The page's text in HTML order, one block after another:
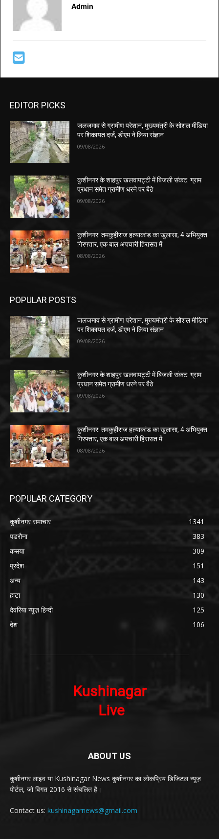
Admin
EDITOR PICKS
जलजमाव से ग्रामीण परेशान, मुख्यमंत्री के सोशल मीडिया
पर शिकायत दर्ज, डीएम ने लिया संज्ञान
09/08/2026
कुशीनगर के शाहपुर खलवापट्टी में बिजली संकट: ग्राम
प्रधान समेत ग्रामीण धरने पर बैठे
09/08/2026
कुशीनगर: तमकुहीराज हत्याकांड का खुलासा, 4 अभियुक्त
गिरफ्तार, एक बाल अपचारी हिरासत में
08/08/2026
POPULAR POSTS
जलजमाव से ग्रामीण परेशान, मुख्यमंत्री के सोशल मीडिया
पर शिकायत दर्ज, डीएम ने लिया संज्ञान
09/08/2026
कुशीनगर के शाहपुर खलवापट्टी में बिजली संकट: ग्राम
प्रधान समेत ग्रामीण धरने पर बैठे
09/08/2026
कुशीनगर: तमकुहीराज हत्याकांड का खुलासा, 4 अभियुक्त
गिरफ्तार, एक बाल अपचारी हिरासत में
08/08/2026
POPULAR CATEGORY
कुशीनगर समाचार
1341
पडरौना
383
कसया
309
प्रदेश
151
अन्य
143
हाटा
130
देवरिया न्यूज़ हिन्दी
125
देश
106
ABOUT US
कुशीनगर लाइव या Kushinagar News कुशीनगर का लोकप्रिय डिजिटल न्यूज़
पोर्टल, जो विगत 2016 से संचलित है।
Contact us: kushinagarnews@gmail.com